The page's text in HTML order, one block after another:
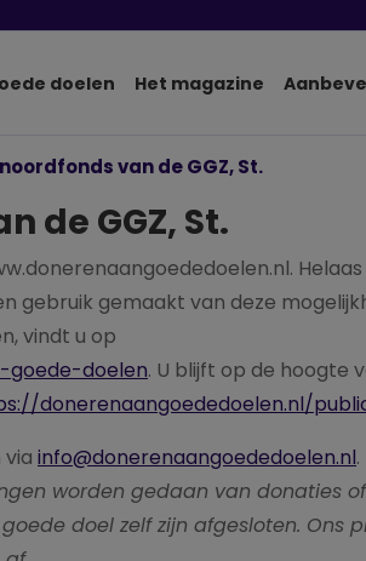
doelen Het magazine
van de GGZ, St.
de GGZ, St.
gebruik gemaakt van deze
vindt u op
goede-doelen. U blijft op de hoogte
donerenaangoededoelen.nl/
info@donerenaangoededoelen.nl.
worden gedaan van donaties of
doel zelf zijn afgesloten. Ons